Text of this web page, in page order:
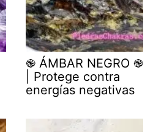
֎ ÁMBAR NEGRO ֎
| Protege contra
energías negativas